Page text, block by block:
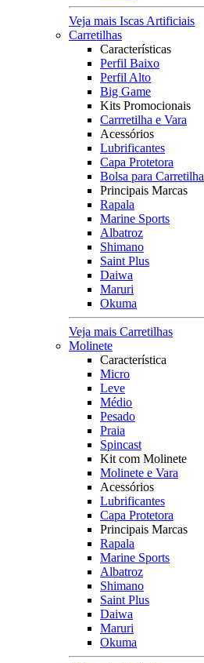
Veja mais Iscas Artificiais
Carretilhas
Características
Perfil Baixo
Perfil Alto
Big Game
Kits Promocionais
Carrretilha e Vara
Acessórios
Lubrificantes
Capa Protetora
Bolsa para Carretilha
Principais Marcas
Rapala
Marine Sports
Albatroz
Shimano
Saint Plus
Daiwa
Maruri
Okuma
Veja mais Carretilhas
Molinete
Característica
Micro
Leve
Médio
Pesado
Praia
Spincast
Kit com Molinete
Molinete e Vara
Acessórios
Lubrificantes
Capa Protetora
Principais Marcas
Rapala
Marine Sports
Albatroz
Shimano
Saint Plus
Daiwa
Maruri
Okuma